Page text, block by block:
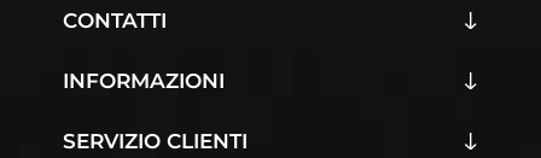
CONTATTI
INFORMAZIONI
SERVIZIO CLIENTI